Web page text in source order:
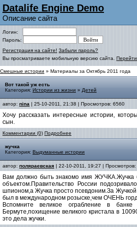
Datalife Engine Demo
Описание сайта
Логин:
Пароль:
Регистрация на сайте! Забыли пароль?
Вы просматриваете мобильную версию сайта.
Смешные истории » Материалы за Октябрь 2011 года
Вот такой уж есть
Категория: Истории из жизни » Детей
автор: nina | 25-10-2011, 21:38 | Просмотров: 6560
Хочу рассказать интересные истории,
сын.
Комментарии (0) Подробнее
жучка
Категория: Выдуманные истории
автор: поляраевская | 22-10-2011, 19:27 | Просмотров:
Вам должно быть знакомо имя ЖУЧКА.Жучка
объектом.Правительство России
шпионом,а Жучка просто псевдоним.За
был в международном розыске,чем ОЧЕНЬ
Вспомните великое ограбление в банке
Бермуте,похищение великого кристала в
это дела жучки.